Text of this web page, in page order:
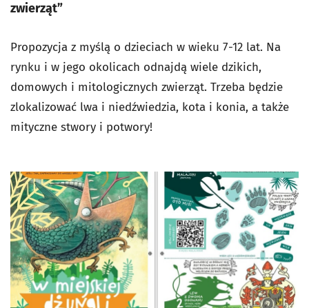
zwierząt”
Propozycja z myślą o dzieciach w wieku 7-12 lat. Na
rynku i w jego okolicach odnajdą wiele dzikich,
domowych i mitologicznych zwierząt. Trzeba będzie
zlokalizować lwa i niedźwiedzia, kota i konia, a także
mityczne stwory i potwory!